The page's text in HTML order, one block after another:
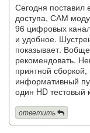
Сегодня поставил
доступа, САМ
96 цифровых
и удобное.
показывает.
рекомендовать.
приятной
информативный
один HD тестовый
ответить